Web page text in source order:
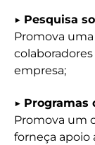
▶ Pesquisa
Promova
empresa;
▶ Programas
Promova um
forneça apoio